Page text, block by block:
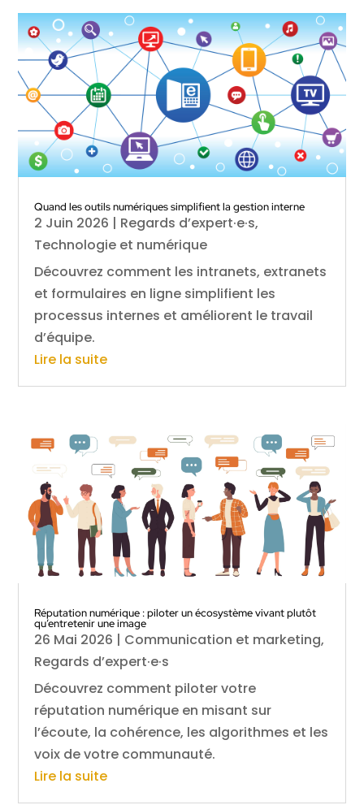
Quand les outils numériques simplifient la gestion interne
2 Juin 2026 | Regards d’expert·e·s,
Technologie et numérique
Découvrez comment les intranets, extranets
et formulaires en ligne simplifient les
processus internes et améliorent le travail
d’équipe.
Lire la suite
Réputation numérique : piloter un écosystème vivant plutôt
qu’entretenir une image
26 Mai 2026 | Communication et marketing,
Regards d’expert·e·s
Découvrez comment piloter votre
réputation numérique en misant sur
l’écoute, la cohérence, les algorithmes et les
voix de votre communauté.
Lire la suite